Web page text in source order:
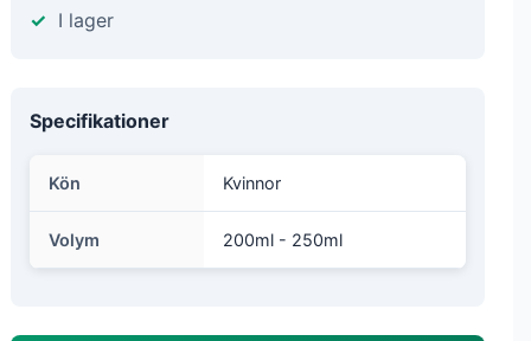
I lager
Specifikationer
Kön Kvinnor
Volym 200ml - 250ml